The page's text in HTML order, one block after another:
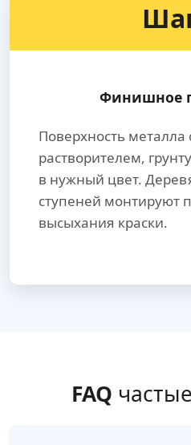
Финишное
Поверхность
растворителем,
в нужный цвет.
ступеней монтируют
высыхания краски.
FAQ